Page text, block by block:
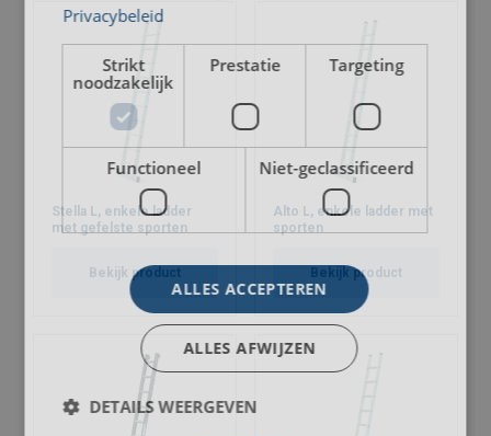
Stella LH
Materiaal:
Markering:
Afwerking:
Opmerking:
Stella L, enkele ladder
met gefelste sporten
Bekijk product
Alto L, enkele ladder met
sporten
Bekijk product
Privacybeleid
Strikt
noodzakelijk
Prestatie Targeting
Functioneel Niet-geclassificeerd
ALLES ACCEPTEREN
ALLES AFWIJZEN
DETAILS WEERGEVEN